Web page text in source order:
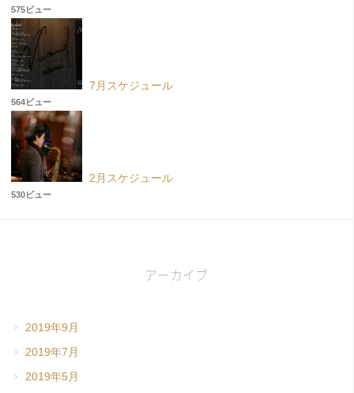
575ビュー
7月スケジュール
564ビュー
2月スケジュール
530ビュー
アーカイブ
2019年9月
2019年7月
2019年5月